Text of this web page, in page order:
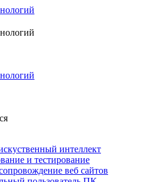
интеллект
и тестирование
веб сайтов